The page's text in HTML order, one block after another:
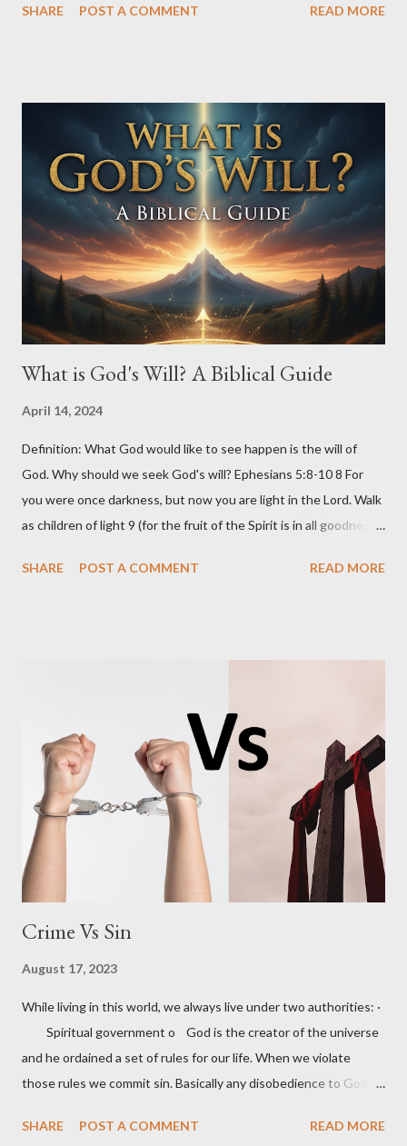
విపరీతాలు పరిశుద్ధ గ్రంథములోని కడవరి కాలపు సూచనలు (repeat)
ధారంగా దేవుడు నీకు ఇచ్చినట్టివి (repeat) నిన్నటి వరకు కొరతే లేదని
అన్నారు (2x) ఒక్క గడియలో ఎందరెందరో బికారులయ్యారు (2x)
ఆగవేమయ్యా... ఈ మాట వినవయ్యా... నీ గుండె తలుపులు తెరచి యేసుని
పిలుచుకో వయ్యా (repeat) కాలం సమయం నాదే అంటు -
అనుకుంటున్నావా రోజులన్నీ నావే అంటు - జీవిస్తున్నావా (repeat)
SHARE POST A COMMENT READ MORE
What is God's Will? A Biblical Guide
April 14, 2024
Definition: What God would like to see happen is the will of
God. Why should we seek God's will? Ephesians 5:8-10 8 For
you were once darkness, but now you are light in the Lord. Walk
as children of light 9 (for the fruit of the Spirit is in all goodness,
the Lord. Ephesians 5:17 17 Therefore do not be unwise, but
walking or on our own vehicle or on public transport? And many
more like these… In every moment of our lives, we need to live
out God’s will. That is why I want to stress on living God’s will
but not on doing God’s will in a particular case. Already revealed
part of God’s will In order to make us do ...
SHARE POST A COMMENT READ MORE
Crime Vs Sin
August 17, 2023
While living in this world, we always live under two authorities: ·
Spiritual government o God is the creator of the universe
and he ordained a set of rules for our life. When we violate
those rules we commit sin. Basically any disobedience to God
world is divided into many states and each state has it’s own
SHARE POST A COMMENT READ MORE